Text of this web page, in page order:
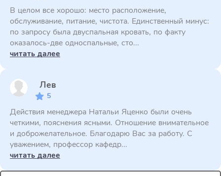
В целом все хорошо: место расположение,
обслуживание, питание, чистота. Единственный минус:
по запросу была двуспальная кровать, по факту
оказалось-две односпальные, сто...
читать далее
Лев
5
Действия менеджера Натальи Яценко были очень
четкими, пояснения ясными. Отношение внимательное
и доброжелательное. Благодарю Вас за работу. С
уважением, профессор кафедр...
читать далее